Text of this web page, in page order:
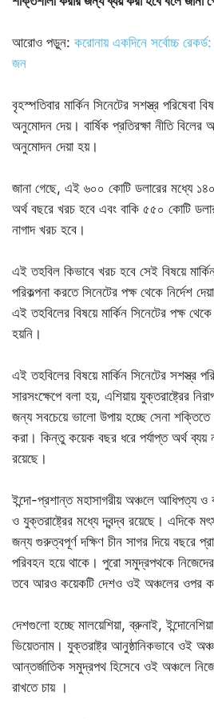
আরোও পড়ুন: করোনায় একদিনে সর্বোচ্চ
জন
বৃহস্পতিবার মার্কিন সিনেটের সশস্ত্র পরিষেবা
অনুমোদন দেয়। বার্ষিক প্রতিরক্ষা নীতি
অনুমোদন দেয়া হয়।
জানা গেছে, এই ৬০০ কোটি ডলারের মধ্যে
অর্থ বছরে খরচ হবে এবং বাকি ৫৫০ কোটি
নাগাদ খরচ হবে।
এই তহবিল কিভাবে খরচ হবে সেই বিষয়ে
পরিকল্পনা করতে সিনেটের পক্ষ থেকে নির্দেশ
এই তহবিলের বিষয়ে মার্কিন সিনেটের পক্ষ
হয়নি।
এই তহবিলের বিষয়ে মার্কিন সিনেটের সশস্ত্র
সারসংক্ষেপে বলা হয়, এশিয়ায় যুক্তরাষ্ট্রের
জন্য সবচেয়ে ভালো উপায় হচ্ছে সেনা শক্তিতে
করা। কিন্তু কয়েক বছর ধরে পর্যাপ্ত অর্থ ব্যয়
রয়েছে।
ইন্দো-প্রশান্ত মহাসাগরীয় অঞ্চলে আধিপত্য ও
ও যুক্তরাষ্ট্রের মধ্যে দ্বন্দ্ব রয়েছে। এদিকে
জন্য গুরুত্বপূর্ণ দক্ষিণ চীন সাগর দিয়ে বছরে
পরিবহন হয়ে থাকে। পুরো সমুদ্রপথকে
তবে আরও কয়েকটি দেশও ওই অঞ্চলের ওপর
দেশগুলো হচ্ছে মালয়েশিয়া, ব্রুনাই,
ভিয়েতনাম। যুক্তরাষ্ট্র আনুষ্ঠানিকভাবে ওই
আন্তর্জাতিক সমুদ্রপথ হিসেবে ওই অঞ্চলে
রাখতে চায় ।